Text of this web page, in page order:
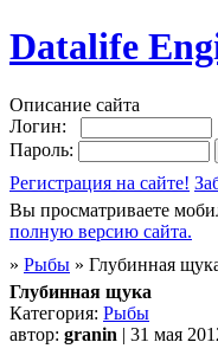
Datalife
Описание сайта
Логин:
Пароль:
Регистрация на сайте!
Вы просматриваете
полную версию сайта.
» Рыбы » Глубинная
Глубинная щука
Категория: Рыбы
автор: granin | 31 мая